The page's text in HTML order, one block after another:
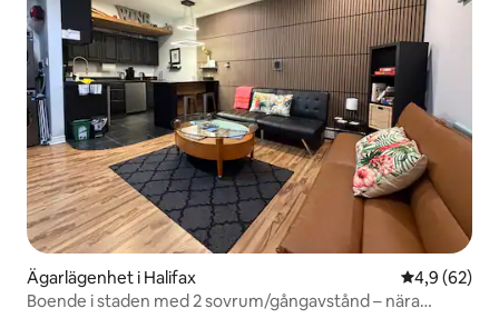
Ägarlägenhet i Halifax 4,9 av 5 i
4,9 (62)
Boende i staden med 2 sovrum/gångavstånd – nära